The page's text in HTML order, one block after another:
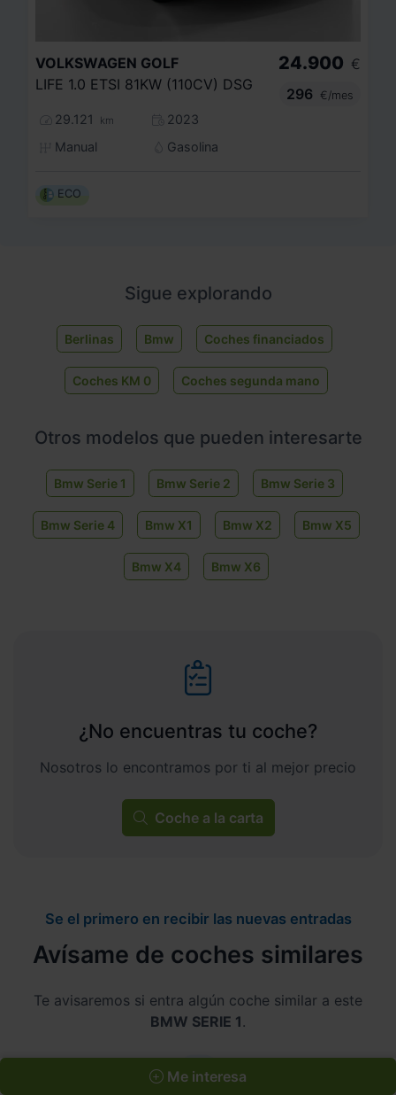
VOLKSWAGEN GOLF
LIFE 1.0 ETSI 81KW (110CV) DSG
29.121 km
2023
Manual
Gasolina
24.900 €
296
€/mes
ECO
Sigue explorando
Berlinas Bmw Coches financiados
Coches KM 0 Coches segunda mano
Otros modelos que pueden interesarte
Bmw Serie 1 Bmw Serie 2 Bmw Serie 3
Bmw Serie 4 Bmw X1 Bmw X2 Bmw X5
Bmw X4 Bmw X6
¿No encuentras tu coche?
Nosotros lo encontramos por ti al mejor precio
Coche a la carta
Se el primero en recibir las nuevas entradas
Avísame de coches similares
Te avisaremos si entra algún coche similar a este
BMW SERIE 1 .
Me interesa